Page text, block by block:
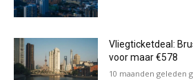
Vliegticketdeal:
voor maar €578
10 maanden geleden